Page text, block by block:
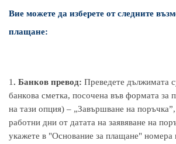
Вие можете да изберете от следните
плащане:
1. Банков превод: Преведете дължимата
банкова сметка, посочена във формата за
на тази опция) – „Завършване на
работни дни от датата на заявяване на
укажете в "Основание за плащане" номера